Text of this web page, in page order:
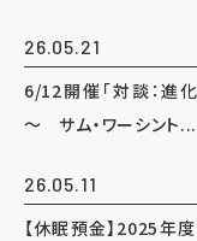
26.05.21
6/12開催「対談：進
～ サム・ワーシント...
26.05.11
【休眠預金】2025年